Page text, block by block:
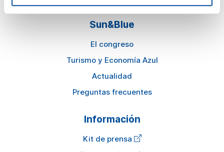
Sun&Blue
El congreso
Turismo y Economía Azul
Actualidad
Preguntas frecuentes
Información
Kit de prensa